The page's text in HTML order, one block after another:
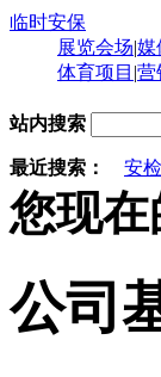
临时安保
展览会场|媒
体育项目 |营
站内搜索
最近搜索： 安
您现在
公司